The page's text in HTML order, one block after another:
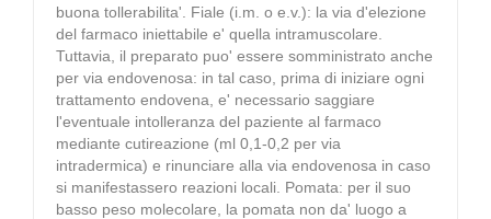
buona tollerabilita'. Fiale (i.m. o e.v.): la via d'elezione
del farmaco iniettabile e' quella intramuscolare.
Tuttavia, il preparato puo' essere somministrato anche
per via endovenosa: in tal caso, prima di iniziare ogni
trattamento endovena, e' necessario saggiare
l'eventuale intolleranza del paziente al farmaco
mediante cutireazione (ml 0,1-0,2 per via
intradermica) e rinunciare alla via endovenosa in caso
si manifestassero reazioni locali. Pomata: per il suo
basso peso molecolare, la pomata non da' luogo a